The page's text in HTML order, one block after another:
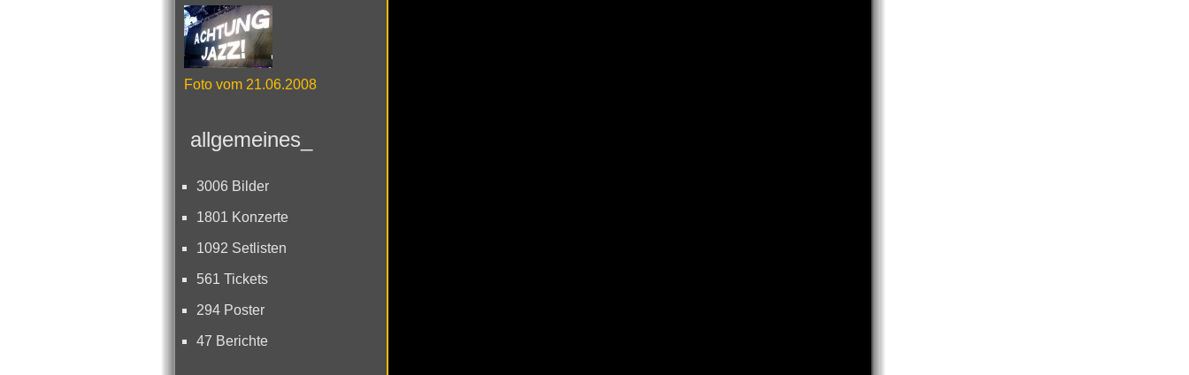
Foto vom 21.06.2008
allgemeines_
3006 Bilder
1801 Konzerte
1092 Setlisten
561 Tickets
294 Poster
47 Berichte